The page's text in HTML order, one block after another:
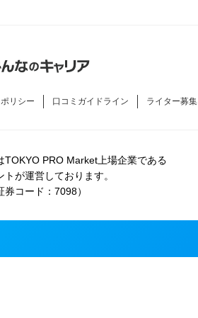
リシー 口コミガイドライン ライター募集
TOKYO PRO Market上場企業である
が運営しております。
コード：7098）